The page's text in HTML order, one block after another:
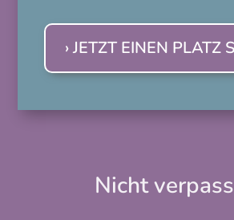
› JETZT EINEN PLATZ
Nicht